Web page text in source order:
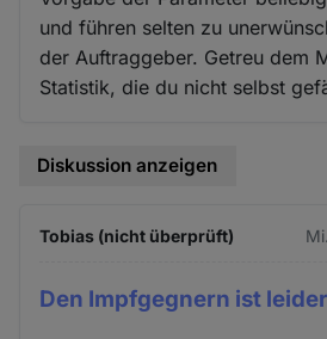
und führen selten zu
der Auftraggeber. Getreu dem
Statistik, die du nicht selbst
Diskussion anzeigen
Tobias (nicht überprüft)
Den Impfgegnern ist leider